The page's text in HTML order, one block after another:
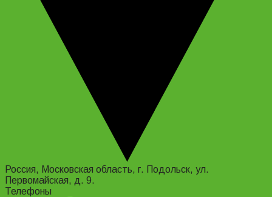
Россия, Московская область, г. Подольск, ул.
Первомайская, д. 9.
Телефоны